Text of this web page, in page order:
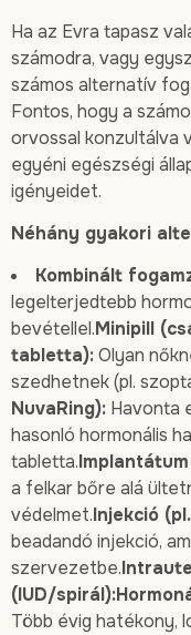
Ha az Evra tapasz
számodra, vagy
számos alternatív
Fontos, hogy a
orvossal konzultálva
egyéni egészségi
igényeidet.
Néhány gyakori
Kombinált
legelterjedtebb
bevétellel.Minipill
tabletta):Olyan
szedhetnek (pl.
NuvaRing): Havonta
hasonló hormonális
tabletta.
a felkar bőre alá
védelmet.Injekció
beadandó injekció,
szervezetbe.
(IUD/
Több évig hatékony,